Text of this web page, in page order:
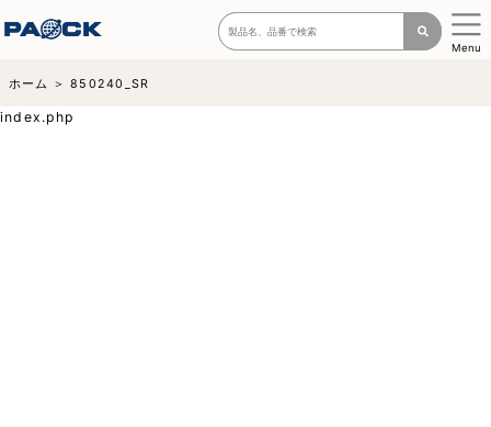
Menu
ホーム 850240_SR
index.php